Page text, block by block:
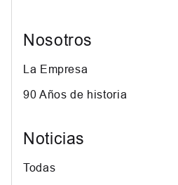
Nosotros
La Empresa
90 Años de historia
Noticias
Todas